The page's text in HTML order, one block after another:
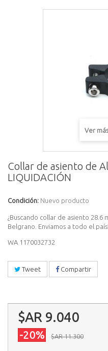
Ver
Collar de asiento de
LIQUIDACIÓN
Condición: Nuevo producto
¿Buscando collar de asiento 28.6
Belgrano. Enviamos a todo el país!
WA 1170032732
Tweet Compartir
$AR 9.040
-20% $AR 11.300